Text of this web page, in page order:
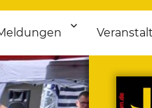
bis Flohmarkt.